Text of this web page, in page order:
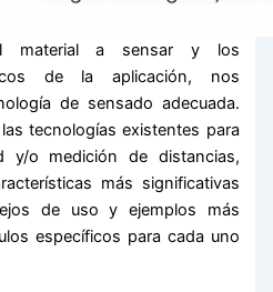
material a sensar y los
de la aplicación, nos
de sensado adecuada.
tecnologías existentes para
y/o medición de distancias,
más significativas
de uso y ejemplos más
específicos para cada uno